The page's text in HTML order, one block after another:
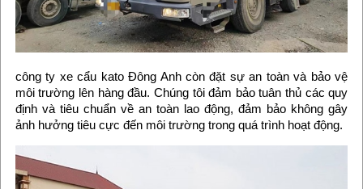
công ty xe cẩu kato Đông Anh còn đặt sự an toàn và bảo vệ
môi trường lên hàng đầu. Chúng tôi đảm bảo tuân thủ các quy
định và tiêu chuẩn về an toàn lao động, đảm bảo không gây
ảnh hưởng tiêu cực đến môi trường trong quá trình hoạt động.